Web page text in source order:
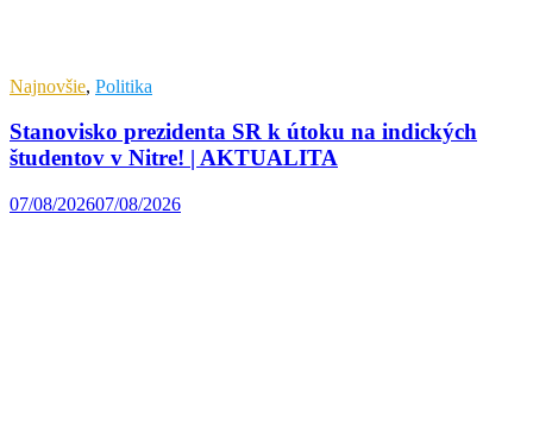
Najnovšie, Politika
Stanovisko prezidenta SR k útoku na indických
študentov v Nitre! | AKTUALITA
07/08/202607/08/2026